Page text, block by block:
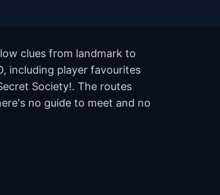
clues from landmark to
including player favourites
Society!. The routes
no guide to meet and no